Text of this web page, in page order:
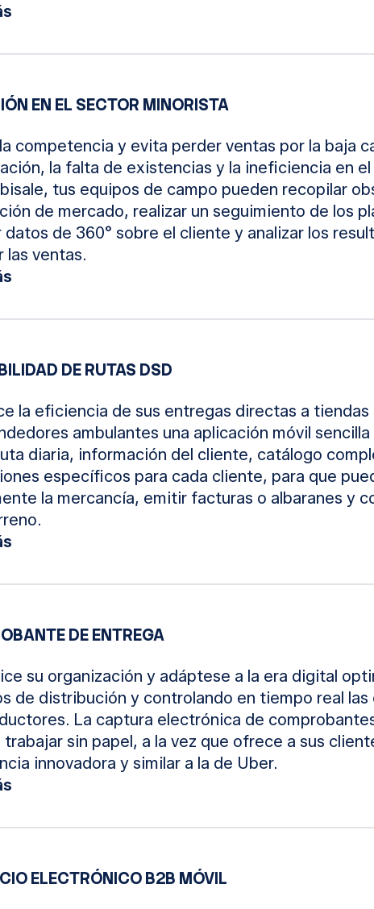
EN EL SECTOR MINORISTA
competencia y evita perder ventas por la baja
la falta de existencias y la ineficiencia en
tus equipos de campo pueden recopilar
de mercado, realizar un seguimiento de los
de 360° sobre el cliente y analizar los
las ventas.
DE RUTAS DSD
la eficiencia de sus entregas directas a
ambulantes una aplicación móvil
diaria, información del cliente, catálogo
específicos para cada cliente, para que
la mercancía, emitir facturas o albaranes y
DE ENTREGA
su organización y adáptese a la era digital
de distribución y controlando en tiempo real las
La captura electrónica de
sin papel, a la vez que ofrece a sus
innovadora y similar a la de Uber.
ELECTRÓNICO B2B MÓVIL